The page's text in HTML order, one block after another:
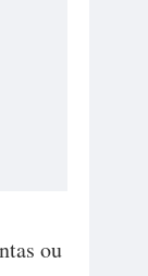
ou